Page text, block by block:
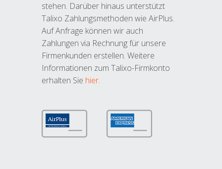
stehen. Darüber hinaus unterstützt
Talixo Zahlungsmethoden wie AirPlus.
Auf Anfrage können wir auch
Zahlungen via Rechnung für unsere
Firmenkunden erstellen. Weitere
Informationen zum Talixo-Firmkonto
erhalten Sie hier.